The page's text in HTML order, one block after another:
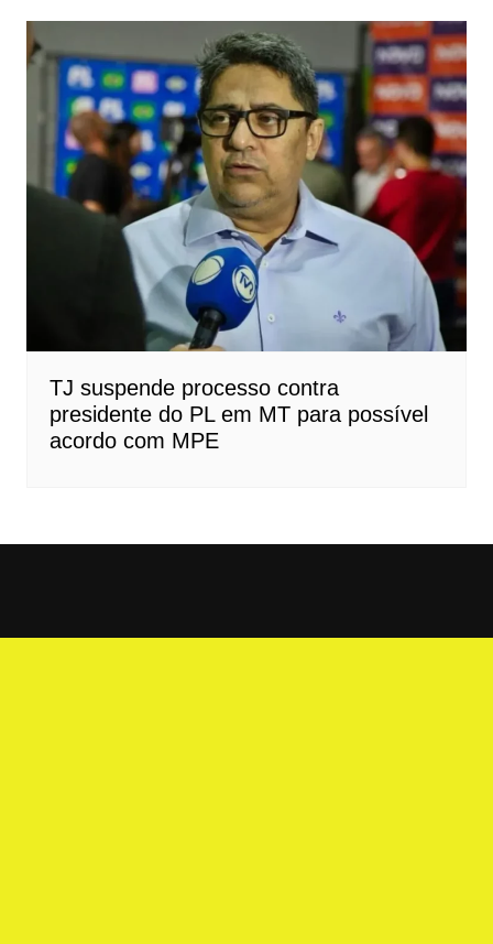
TJ suspende processo contra
presidente do PL em MT para possível
acordo com MPE